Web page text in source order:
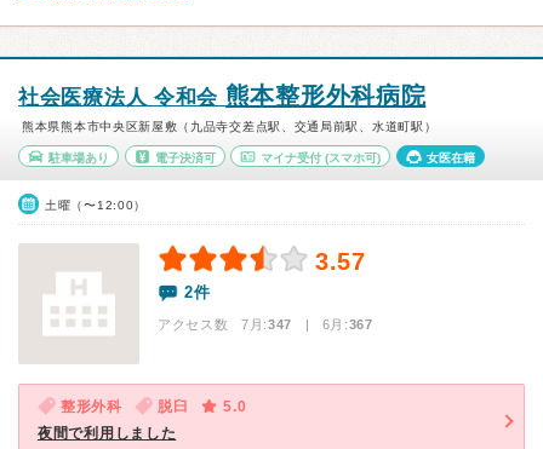
社会医療法人 令和会 熊本整形外科病院
熊本県熊本市中央区新屋敷（九品寺交差点駅、交通局前駅、水道町駅）
駐車場あり 電子決済可 マイナ受付 (スマホ可) 女医在籍
土曜（〜12:00）
3.57
2件
アクセス数 7月:347 | 6月:367
整形外科 脱臼
5.0
夜間で利用しました